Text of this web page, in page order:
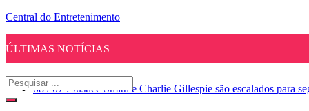
Central do Entretenimento
ÚLTIMAS NOTÍCIAS
08 / 07 : Justice Smith e Charlie Gillespie são escalados para